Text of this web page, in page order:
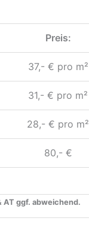
Preis:
37,- € pro m²
31,- € pro m²
28,- € pro m²
80,- €
AT ggf. abweichend.